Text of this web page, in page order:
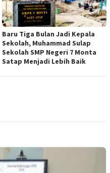
Baru Tiga Bulan Jadi Kepala
Sekolah, Muhammad Sulap
Sekolah SMP Negeri 7 Monta
Satap Menjadi Lebih Baik